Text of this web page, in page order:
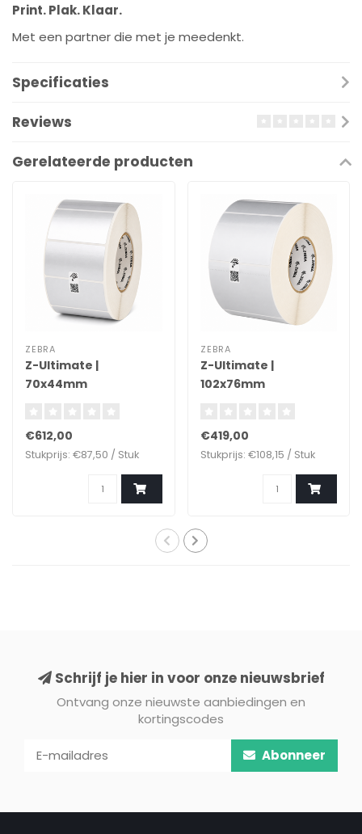
Print. Plak. Klaar.
Met een partner die met je meedenkt.
Specificaties
Reviews
Gerelateerde producten
ZEBRA
Z-Ultimate |
70x44mm
€612,00
Stukprijs: €87,50 / Stuk
ZEBRA
Z-Ultimate |
102x76mm
€419,00
Stukprijs: €108,15 / Stuk
Schrijf je hier in voor onze nieuwsbrief
Ontvang onze nieuwste aanbiedingen en
kortingscodes
Abonneer